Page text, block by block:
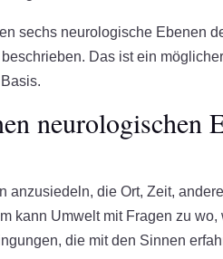
sechs neurologische Ebenen
Das ist ein
neurologischen
anzusiedeln, die Ort, Zeit,
kann Umwelt mit Fragen zu
die mit den Sinnen